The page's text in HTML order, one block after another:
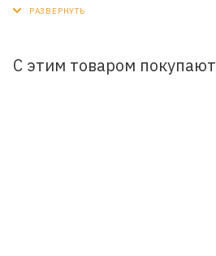
Цвет
С этим товаром покупают